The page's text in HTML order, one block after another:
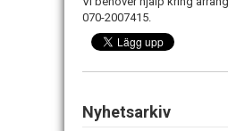
070-2007415.
Nyhetsarkiv